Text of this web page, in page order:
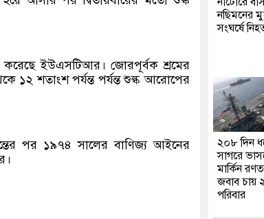
করেছে ইউএসটিআর। জোরপূর্বক শ্রমের
১২ শতাংশ পর্যন্ত পর্যন্ত শুল্ক আরোপের
পর ১৯৭৪ সালের বাণিজ্য আইনের
নছিমনের
সংঘর্ষে
২০৮ দিন
সাগরে
মার্কিন
জবাব চায়
পরিবার